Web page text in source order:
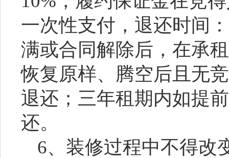
一次性支付，退还时间
满或合同解除后，在承
恢复原样、腾空后且无
退还；三年租期内如提
还。
6、装修过程中不得改